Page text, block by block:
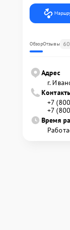
ОбзорОтзывы 60
Адрес
г.
+7
+7
Время